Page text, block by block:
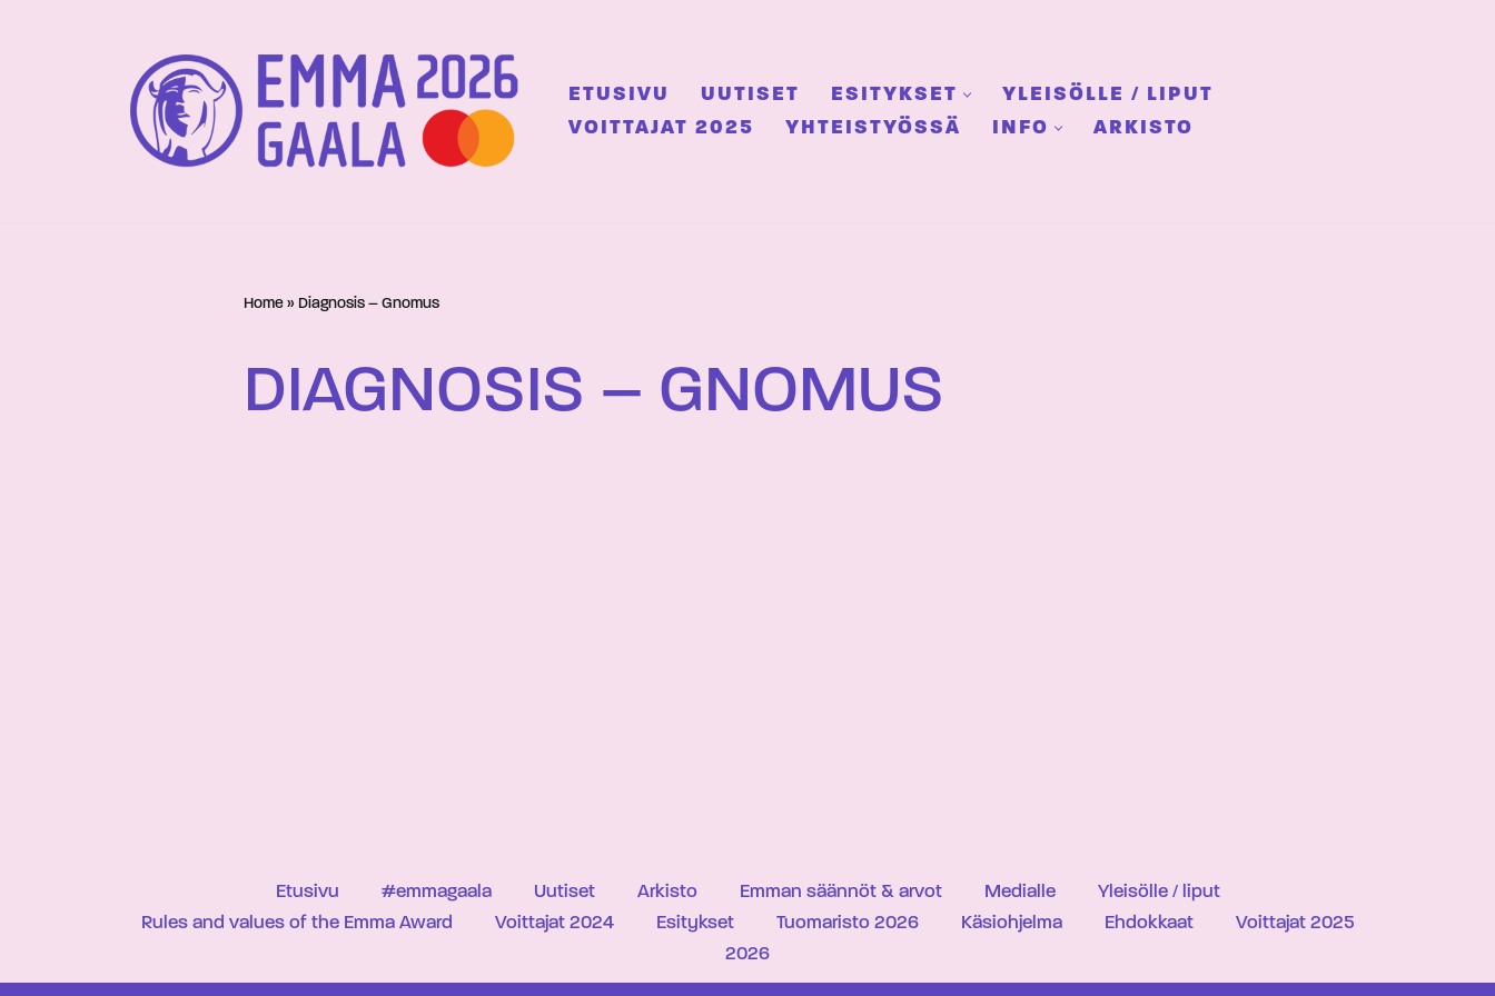
ETUSIVU UUTISET ESITYKSET
YLEISÖLLE / LIPUT
VOITTAJAT 2025
YHTEISTYÖSSÄ INFO ARKISTO
Home » Diagnosis – Gnomus
DIAGNOSIS – GNOMUS
Etusivu #emmagaala Uutiset Arkisto Emman säännöt & arvot Medialle
Yleisölle / liput
Rules and values of the Emma Award
Voittajat 2024 Esitykset Tuomaristo 2026 Käsiohjelma Ehdokkaat
Voittajat 2025
2026